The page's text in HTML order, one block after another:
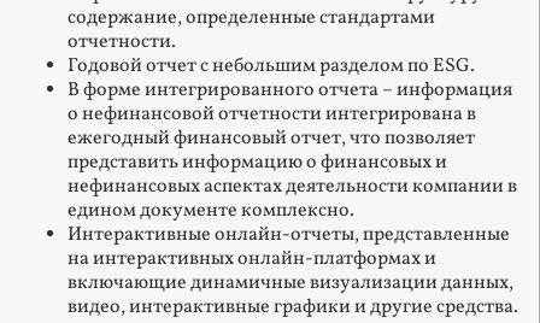
содержание, определенные стандартами
отчетности.
Годовой отчет с небольшим разделом по ESG.
В форме интегрированного отчета – информация
о нефинансовой отчетности интегрирована в
ежегодный финансовый отчет, что позволяет
представить информацию о финансовых и
нефинансовых аспектах деятельности компании в
едином документе комплексно.
Интерактивные онлайн-отчеты, представленные
на интерактивных онлайн-платформах и
включающие динамичные визуализации данных,
видео, интерактивные графики и другие средства.